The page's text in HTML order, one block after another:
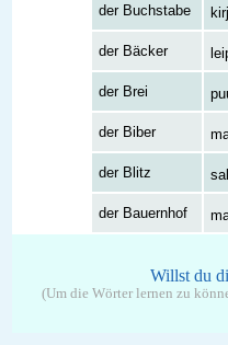
der Buchstabe
der Bäcker
der Brei
der Biber
der Blitz
der Bauernhof
Willst du
(Um die Wörter lernen zu